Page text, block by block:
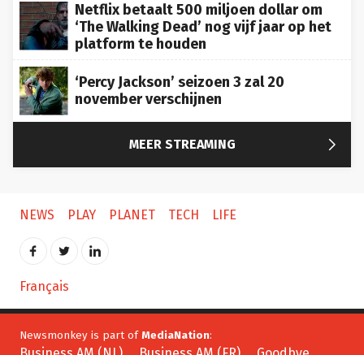
Netflix betaalt 500 miljoen dollar om
‘The Walking Dead’ nog vijf jaar op het
platform te houden
‘Percy Jackson’ seizoen 3 zal 20
november verschijnen
MEER STREAMING 
NEWS PLAY PLANET TECH LIFE
Français
Newsmonkey is part ofMediaNation: